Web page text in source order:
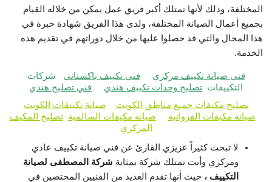
المختلفة، وذلك لأنها تمتلك أكبر فريق عمل يمكن من خلاله القيام
بجميع أعمال الصيانة المختلفة، ولدى هذا الفريق شهادة خبرة في
هذا المجال والتي قد حصلوا عليها من خلال دوراتهم في تقديم هذه
الخدمة.
فني صيانة تكييف مركزي فني تكييف باكستاني
شركات
التكييفات تصليح وحدات تكييف هندي
فني تصليح هندي
تصليح مكيفات جميع مناطق الكويت
صيانة تكييفات الكويت
صيانة مكيفات الفروانية
صيانة مكيفات السالمية تصليح المكيف
المركزي
لا تبحث كثيراً عزيزي القارئ عن فني صيانة تكييف عادي
ومركزي وأنت تمتلك شركة بمثابة شركة المصطفى لصيانة
التكييف ، حيث أنها تقدم العديد من الفنيين المختصين في